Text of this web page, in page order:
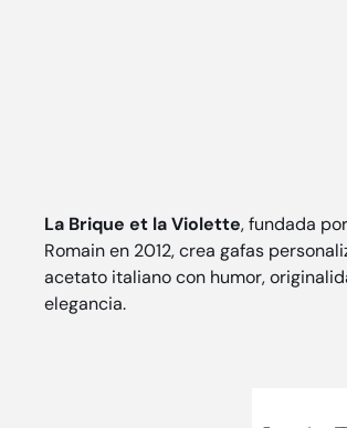
La Brique et la Violette, fundada
Romain en 2012, crea gafas
acetato italiano con humor,
elegancia.